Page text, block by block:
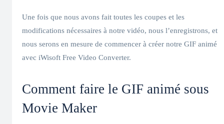
Une fois que nous avons fait toutes les coupes et les
modifications nécessaires à notre vidéo, nous l’enregistrons, et
nous serons en mesure de commencer à créer notre GIF animé
avec iWisoft Free Video Converter.
Comment faire le GIF animé sous
Movie Maker